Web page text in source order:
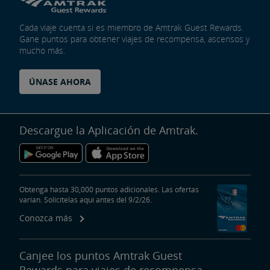
Cada viaje cuenta si es miembro de Amtrak Guest Rewards.
Gane puntos para obtener viajes de recompensa, ascensos y
mucho más.
ÚNASE AHORA
Descargue la Aplicación de Amtrak.
Obtenga hasta 30,000 puntos adicionales. Las ofertas
varían. Solicítelas aquí antes del 9/2/26.
Conozca más
Canjee los puntos Amtrak Guest